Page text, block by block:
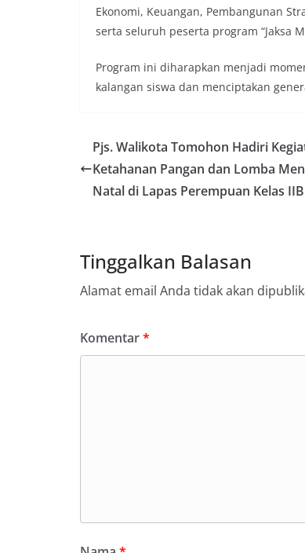
Ekonomi, Keuangan, Pembangunan
serta seluruh peserta program “Jaksa
Program ini diharapkan menjadi
kalangan siswa dan menciptakan
Pjs. Walikota Tomohon Hadiri
Ketahanan Pangan dan Lomba
Natal di Lapas Perempuan Kelas
Tinggalkan Balasan
Alamat email Anda tidak akan
Komentar*